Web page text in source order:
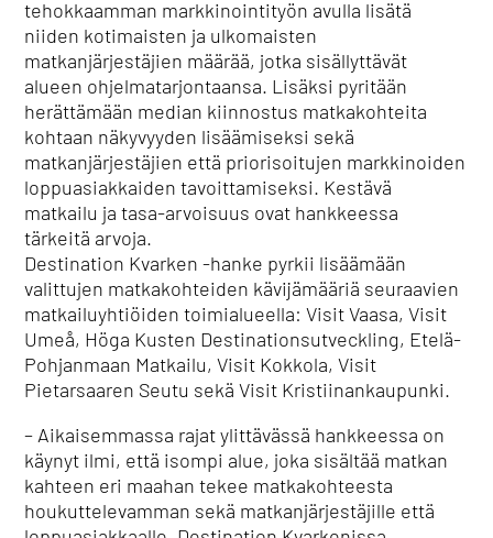
tehokkaamman markkinointityön avulla lisätä
niiden kotimaisten ja ulkomaisten
matkanjärjestäjien määrää, jotka sisällyttävät
alueen ohjelmatarjontaansa. Lisäksi pyritään
herättämään median kiinnostus matkakohteita
kohtaan näkyvyyden lisäämiseksi sekä
matkanjärjestäjien että priorisoitujen markkinoiden
loppuasiakkaiden tavoittamiseksi. Kestävä
matkailu ja tasa-arvoisuus ovat hankkeessa
tärkeitä arvoja.
Destination Kvarken -hanke pyrkii lisäämään
valittujen matkakohteiden kävijämääriä seuraavien
matkailuyhtiöiden toimialueella: Visit Vaasa, Visit
Umeå, Höga Kusten Destinationsutveckling, Etelä-
Pohjanmaan Matkailu, Visit Kokkola, Visit
Pietarsaaren Seutu sekä Visit Kristiinankaupunki.
– Aikaisemmassa rajat ylittävässä hankkeessa on
käynyt ilmi, että isompi alue, joka sisältää matkan
kahteen eri maahan tekee matkakohteesta
houkuttelevamman sekä matkanjärjestäjille että